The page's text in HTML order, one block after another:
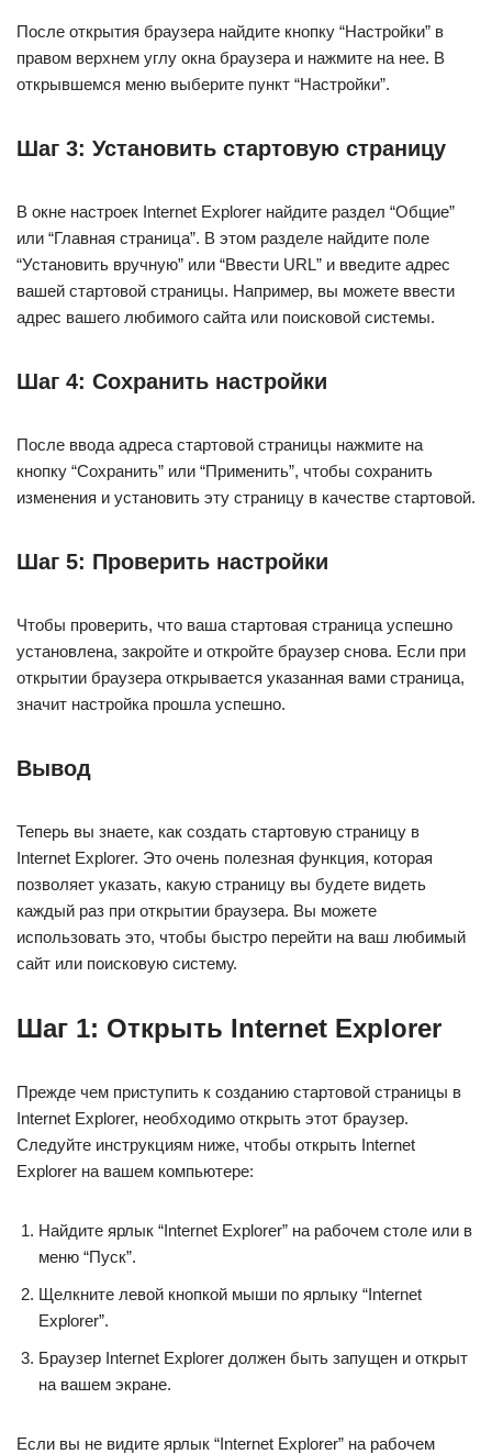
После открытия браузера найдите кнопку “Настройки” в
правом верхнем углу окна браузера и нажмите на нее. В
открывшемся меню выберите пункт “Настройки”.
Шаг 3: Установить стартовую страницу
В окне настроек Internet Explorer найдите раздел “Общие”
или “Главная страница”. В этом разделе найдите поле
“Установить вручную” или “Ввести URL” и введите адрес
вашей стартовой страницы. Например, вы можете ввести
адрес вашего любимого сайта или поисковой системы.
Шаг 4: Сохранить настройки
После ввода адреса стартовой страницы нажмите на
кнопку “Сохранить” или “Применить”, чтобы сохранить
изменения и установить эту страницу в качестве стартовой.
Шаг 5: Проверить настройки
Чтобы проверить, что ваша стартовая страница успешно
установлена, закройте и откройте браузер снова. Если при
открытии браузера открывается указанная вами страница,
значит настройка прошла успешно.
Вывод
Теперь вы знаете, как создать стартовую страницу в
Internet Explorer. Это очень полезная функция, которая
позволяет указать, какую страницу вы будете видеть
каждый раз при открытии браузера. Вы можете
использовать это, чтобы быстро перейти на ваш любимый
сайт или поисковую систему.
Шаг 1: Открыть Internet Explorer
Прежде чем приступить к созданию стартовой страницы в
Internet Explorer, необходимо открыть этот браузер.
Следуйте инструкциям ниже, чтобы открыть Internet
Explorer на вашем компьютере:
Найдите ярлык “Internet Explorer” на рабочем столе или в
меню “Пуск”.
Щелкните левой кнопкой мыши по ярлыку “Internet
Explorer”.
Браузер Internet Explorer должен быть запущен и открыт
на вашем экране.
Если вы не видите ярлык “Internet Explorer” на рабочем